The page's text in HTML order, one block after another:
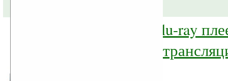
LG BD300 — Blu-ray
возможностью